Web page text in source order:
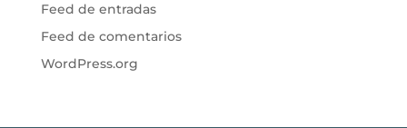
Feed de entradas
Feed de comentarios
WordPress.org